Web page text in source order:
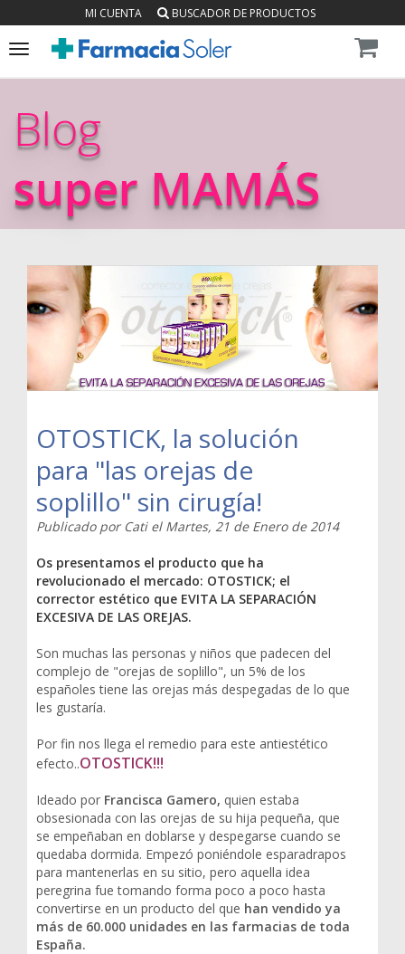
MI CUENTA BUSCADOR DE PRODUCTOS
Toggle
navigation
Blog
super MAMÁS
OTOSTICK, la solución
para "las orejas de
soplillo" sin cirugía!
Publicado por Catiel Martes, 21 de Enero de 2014
Os presentamos el producto que ha
revolucionado el mercado: OTOSTICK; el
corrector estético que EVITA LA SEPARACIÓN
EXCESIVA DE LAS OREJAS.
Son muchas las personas y niños que padecen del
complejo de "orejas de soplillo", un 5% de los
españoles tiene las orejas más despegadas de lo que
les gustaría.
Por fin nos llega el remedio para este antiestético
efecto..OTOSTICK!!!
Ideado por Francisca Gamero, quien estaba
obsesionada con las orejas de su hija pequeña, que
se empeñaban en doblarse y despegarse cuando se
quedaba dormida. Empezó poniéndole esparadrapos
para mantenerlas en su sitio, pero aquella idea
peregrina fue tomando forma poco a poco hasta
convertirse en un producto del que han vendido ya
más de 60.000 unidades en las farmacias de toda
España.